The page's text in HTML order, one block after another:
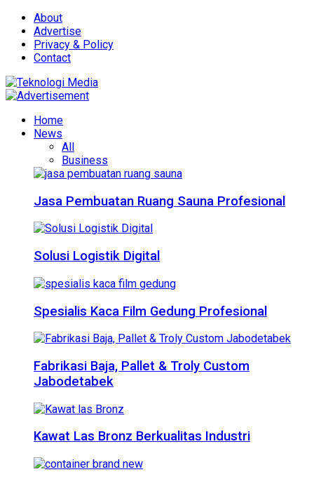
About
Advertise
Privacy & Policy
Contact
Home
News
All
Business
Jasa Pembuatan Ruang Sauna Profesional
Solusi Logistik Digital
Spesialis Kaca Film Gedung Profesional
Fabrikasi Baja, Pallet & Troly Custom
Jabodetabek
Kawat Las Bronz Berkualitas Industri